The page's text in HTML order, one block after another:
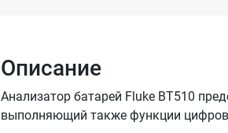
Описание
Анализатор батарей Fluke BT510
выполняющий также функции